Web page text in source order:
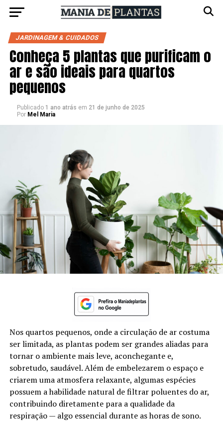
JARDINAGEM & CUIDADOS
Conheça 5 plantas que purificam o
ar e são ideais para quartos
pequenos
Publicado 1 ano atrás em 21 de junho de 2025
Por Mel Maria
Nos quartos pequenos, onde a circulação de ar costuma
ser limitada, as plantas podem ser grandes aliadas para
tornar o ambiente mais leve, aconchegante e,
sobretudo, saudável. Além de embelezarem o espaço e
criarem uma atmosfera relaxante, algumas espécies
possuem a habilidade natural de filtrar poluentes do ar,
contribuindo diretamente para a qualidade da
respiração — algo essencial durante as horas de sono.